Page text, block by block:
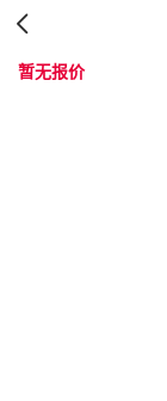
暂无报价